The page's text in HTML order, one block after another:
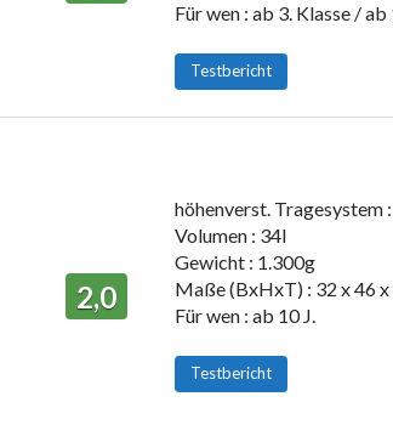
Für wen : ab 3. Klasse /
Testbericht
2,0
höhenverst. Tragesystem
Volumen : 34l
Gewicht : 1.300g
Maße (BxHxT) : 32 x 46 x
Für wen : ab 10 J.
Testbericht